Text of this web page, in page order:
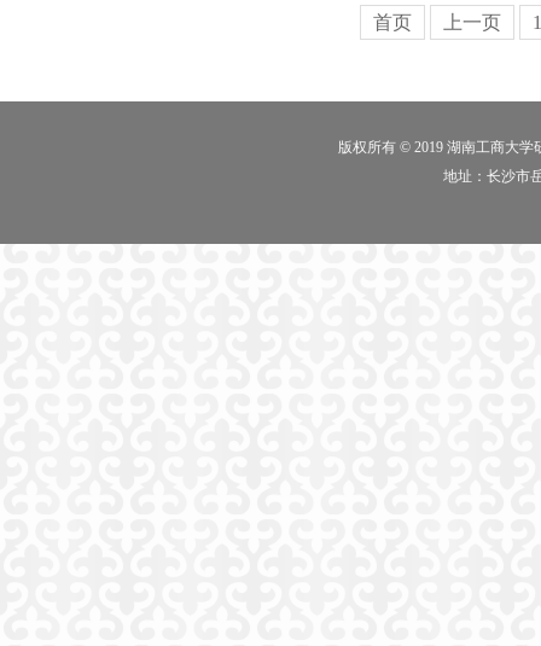
首页 上一页 1
版权所有 © 2019 湖南工商大学
地址：长沙市